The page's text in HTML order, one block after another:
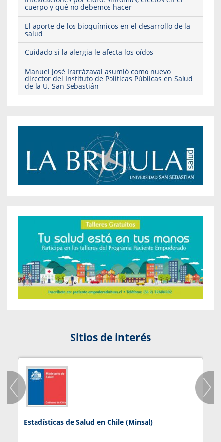
cuerpo y qué no debemos hacer
El aporte de los bioquímicos en el desarrollo de la
salud
Cuidado si la alergia le afecta los oídos
Manuel José Irarrázaval asumió como nuevo
director del Instituto de Políticas Públicas en Salud
de la U. San Sebastián
Sitios de interés
Estadísticas de Salud en Chile (Minsal)